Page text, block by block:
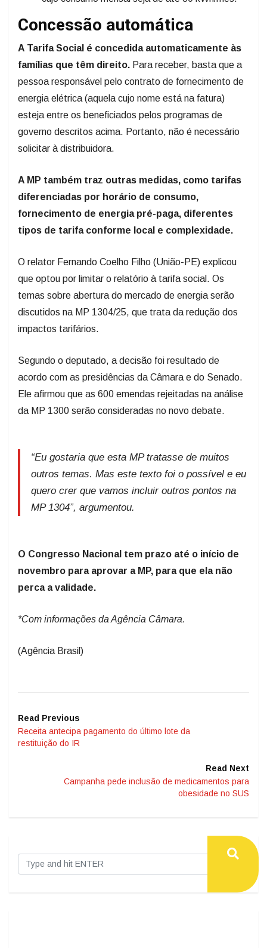
Concessão automática
A Tarifa Social é concedida automaticamente às
famílias que têm direito. Para receber, basta que a
pessoa responsável pelo contrato de fornecimento de
energia elétrica (aquela cujo nome está na fatura)
esteja entre os beneficiados pelos programas de
governo descritos acima. Portanto, não é necessário
solicitar à distribuidora.
A MP também traz outras medidas, como tarifas
diferenciadas por horário de consumo,
fornecimento de energia pré-paga, diferentes
tipos de tarifa conforme local e complexidade.
O relator Fernando Coelho Filho (União-PE) explicou
que optou por limitar o relatório à tarifa social. Os
temas sobre abertura do mercado de energia serão
discutidos na MP 1304/25, que trata da redução dos
impactos tarifários.
Segundo o deputado, a decisão foi resultado de
acordo com as presidências da Câmara e do Senado.
Ele afirmou que as 600 emendas rejeitadas na análise
da MP 1300 serão consideradas no novo debate.
“Eu gostaria que esta MP tratasse de muitos
outros temas. Mas este texto foi o possível e eu
quero crer que vamos incluir outros pontos na
MP 1304”, argumentou.
O Congresso Nacional tem prazo até o início de
novembro para aprovar a MP, para que ela não
perca a validade.
*Com informações da Agência Câmara.
(Agência Brasil)
Read Previous
Receita antecipa pagamento do último lote da
restituição do IR
Read Next
Campanha pede inclusão de medicamentos para
obesidade no SUS